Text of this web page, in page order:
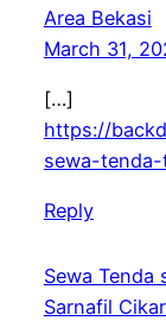
Area Bekasi
March 31,
[…]
https://
sewa-
Reply
Sewa Tenda
Sarnafil